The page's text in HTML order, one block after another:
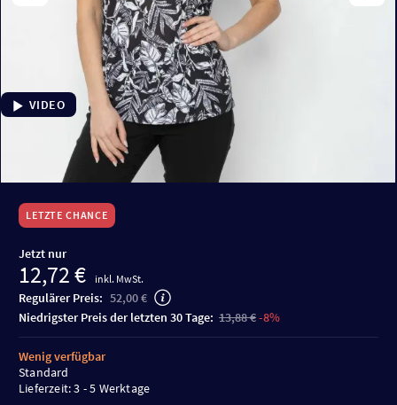
VIDEO
LETZTE CHANCE
Jetzt nur
12,72 € inkl. MwSt.
Regulärer Preis: 52,00 €
niedrigster Preis der letzten 30 Tage: 13,88 €-8%
Wenig verfügbar
Standard
Lieferzeit: 3 - 5 Werktage